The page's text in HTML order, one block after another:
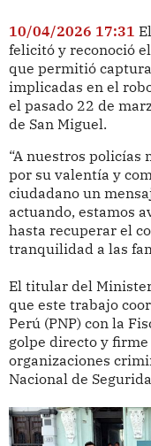
10/04/2026 17:31
felicitó y reconoció
que permitió
implicadas en el
el pasado 22 de
de San Miguel.
“A nuestros policías
por su valentía y
ciudadano un
actuando, estamos
hasta recuperar el
tranquilidad a las
El titular del
que este trabajo
Perú (PNP) con la
golpe directo y
organizaciones
Nacional de